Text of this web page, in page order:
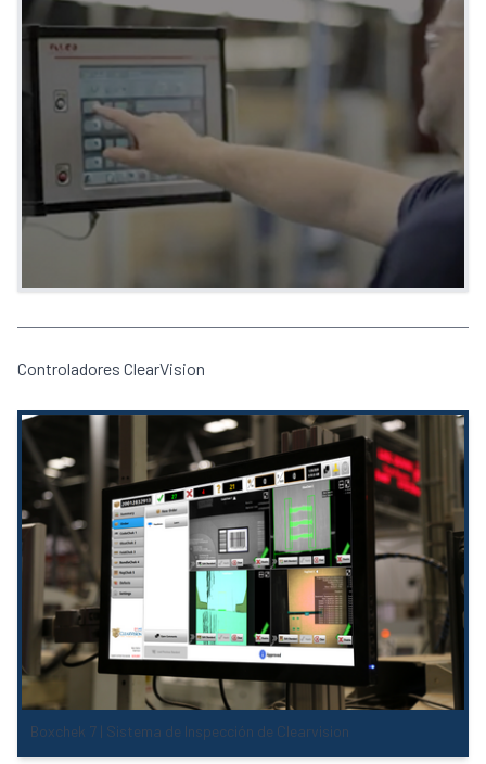
Controladores ClearVision
Boxchek 7 | Sistema de Inspección de Clearvision